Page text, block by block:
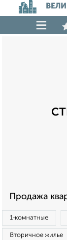
Продажа
1‑комнатные
Вторичное жилье